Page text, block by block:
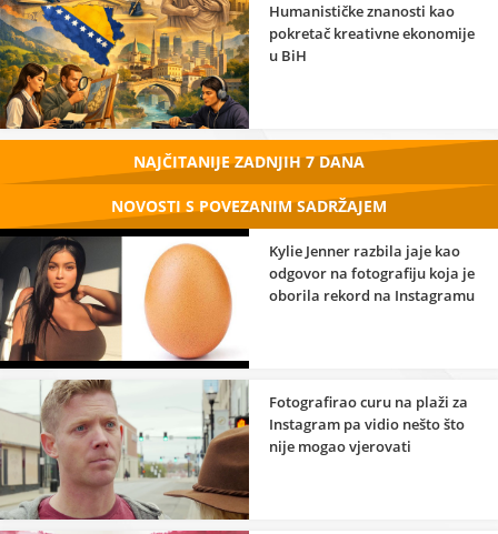
Humanističke znanosti kao
pokretač kreativne ekonomije
u BiH
NAJČITANIJE ZADNJIH 7 DANA
NOVOSTI S POVEZANIM SADRŽAJEM
Kylie Jenner razbila jaje kao
odgovor na fotografiju koja je
oborila rekord na Instagramu
Fotografirao curu na plaži za
Instagram pa vidio nešto što
nije mogao vjerovati